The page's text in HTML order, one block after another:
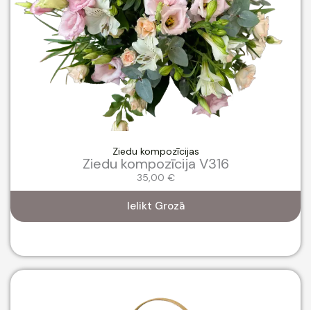
Ziedu kompozīcijas
Ziedu kompozīcija V316
35,00 €
Ielikt Grozā